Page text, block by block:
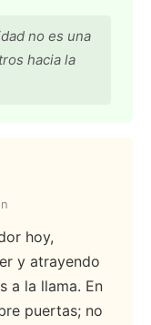
no es una
hacia la
hoy,
y atrayendo
a la llama. En
puertas; no